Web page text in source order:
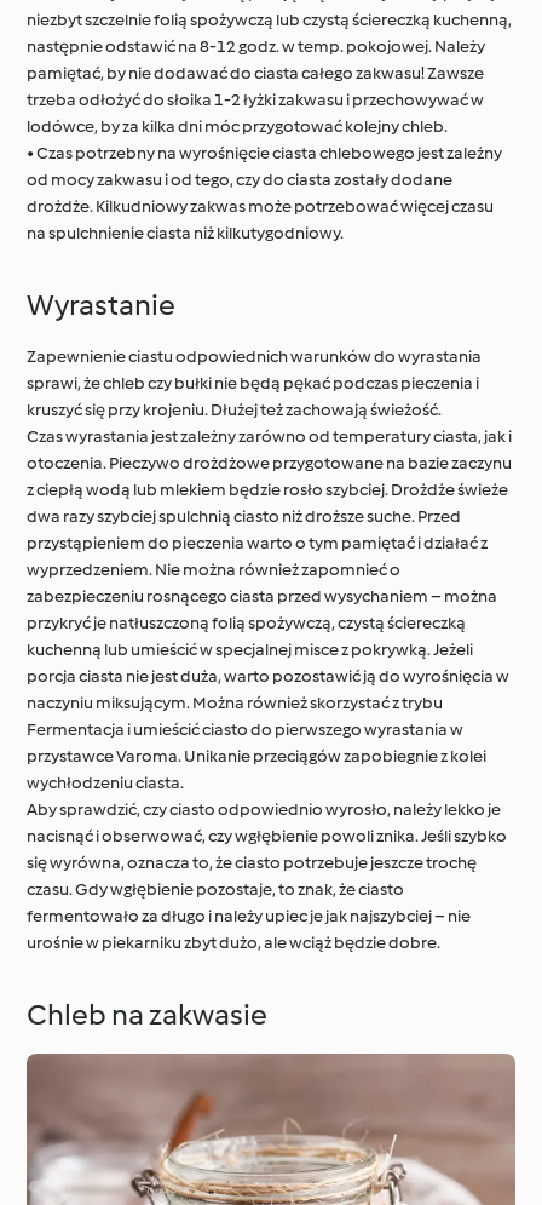
niezbyt szczelnie folią spożywczą lub czystą ściereczką kuchenną,
następnie odstawić na 8-12 godz. w temp. pokojowej. Należy
pamiętać, by nie dodawać do ciasta całego zakwasu! Zawsze
trzeba odłożyć do słoika 1-2 łyżki zakwasu i przechowywać w
lodówce, by za kilka dni móc przygotować kolejny chleb.
• Czas potrzebny na wyrośnięcie ciasta chlebowego jest zależny
od mocy zakwasu i od tego, czy do ciasta zostały dodane
drożdże. Kilkudniowy zakwas może potrzebować więcej czasu
na spulchnienie ciasta niż kilkutygodniowy.
Wyrastanie
Zapewnienie ciastu odpowiednich warunków do wyrastania
sprawi, że chleb czy bułki nie będą pękać podczas pieczenia i
kruszyć się przy krojeniu. Dłużej też zachowają świeżość.
Czas wyrastania jest zależny zarówno od temperatury ciasta, jak i
otoczenia. Pieczywo drożdżowe przygotowane na bazie zaczynu
z ciepłą wodą lub mlekiem będzie rosło szybciej. Drożdże świeże
dwa razy szybciej spulchnią ciasto niż droższe suche. Przed
przystąpieniem do pieczenia warto o tym pamiętać i działać z
wyprzedzeniem. Nie można również zapomnieć o
zabezpieczeniu rosnącego ciasta przed wysychaniem – można
przykryć je natłuszczoną folią spożywczą, czystą ściereczką
kuchenną lub umieścić w specjalnej misce z pokrywką. Jeżeli
porcja ciasta nie jest duża, warto pozostawić ją do wyrośnięcia w
naczyniu miksującym. Można również skorzystać z trybu
Fermentacja i umieścić ciasto do pierwszego wyrastania w
przystawce Varoma. Unikanie przeciągów zapobiegnie z kolei
wychłodzeniu ciasta.
Aby sprawdzić, czy ciasto odpowiednio wyrosło, należy lekko je
nacisnąć i obserwować, czy wgłębienie powoli znika. Jeśli szybko
się wyrówna, oznacza to, że ciasto potrzebuje jeszcze trochę
czasu. Gdy wgłębienie pozostaje, to znak, że ciasto
fermentowało za długo i należy upiec je jak najszybciej – nie
urośnie w piekarniku zbyt dużo, ale wciąż będzie dobre.
Chleb na zakwasie